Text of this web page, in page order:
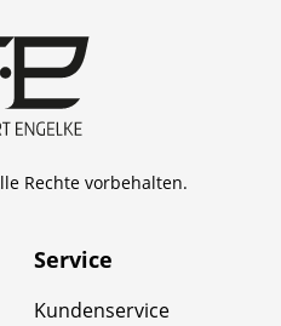
Rechte vorbehalten.
Service
Kundenservice